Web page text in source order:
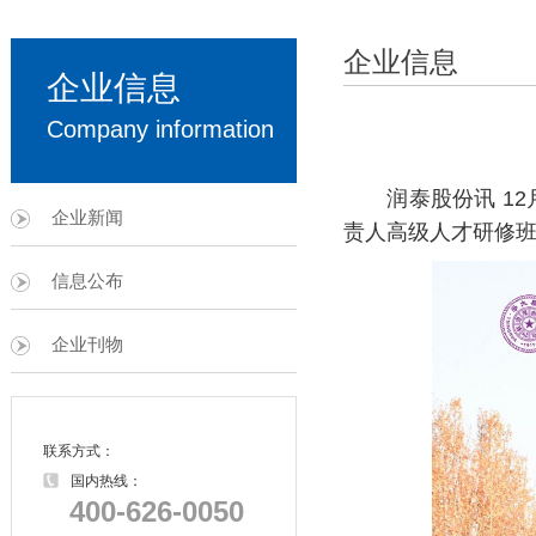
企业信息
Company information
企业新闻
信息公布
企业刊物
联系方式：
国内热线：
400-626-0050
企业信息
润泰股份讯 12月
责人高级人才研修